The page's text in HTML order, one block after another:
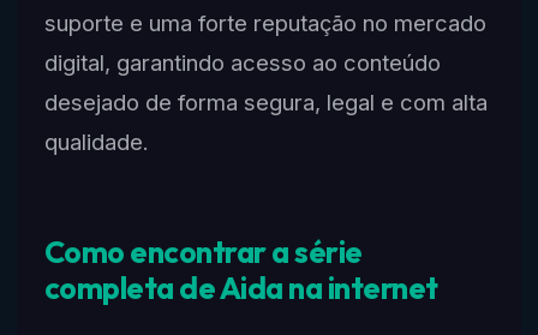
suporte e uma forte reputação no mercado
digital, garantindo acesso ao conteúdo
desejado de forma segura, legal e com alta
qualidade.
Como encontrar a série
completa de Aida na internet